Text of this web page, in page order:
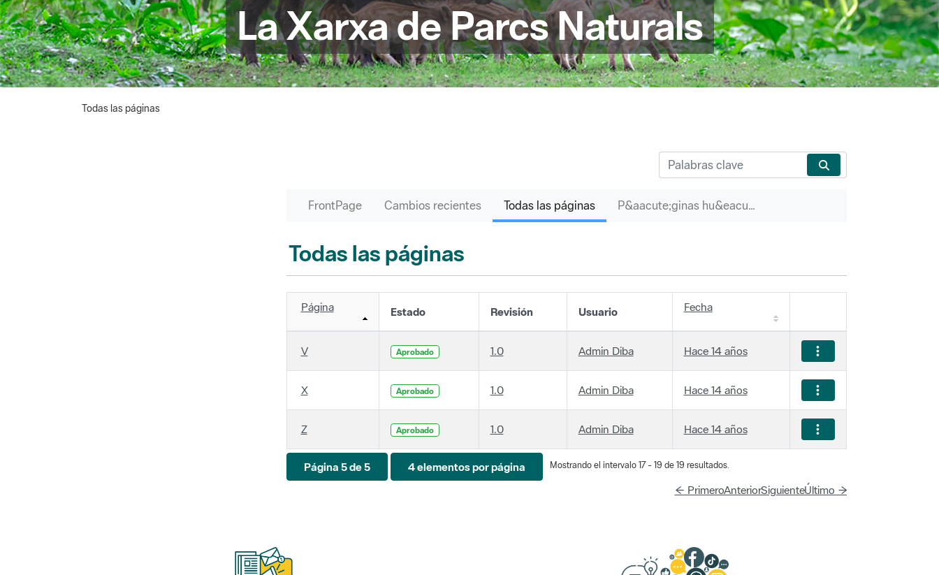
La Xarxa de Parcs Naturals
Todas las páginas
FrontPage Cambios recientes Todas las páginas P&aacute;ginas hu&eacute;rfanas
Todas las páginas
Página Estado Revisión Usuario Fecha
V Aprobado 1.0 Admin Diba Hace 14 años
X Aprobado 1.0 Admin Diba Hace 14 años
Z Aprobado 1.0 Admin Diba Hace 14 años
Página 5 de 5 4 elementos por página Mostrando el intervalo 17 - 19 de 19 resultados.
← PrimeroAnteriorSiguienteÚltimo →